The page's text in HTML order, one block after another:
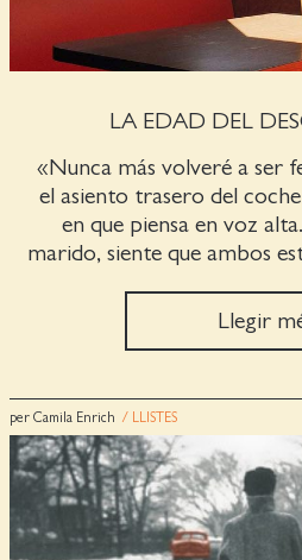
LA EDAD DEL
«Nunca más volveré a ser
el asiento trasero del
en que piensa en voz
marido, siente que ambos
Llegir
per Camila Enrich / LLISTES